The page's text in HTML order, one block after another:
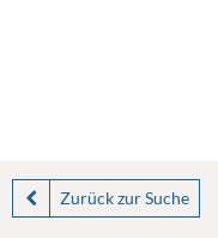
Zurück zur Suche